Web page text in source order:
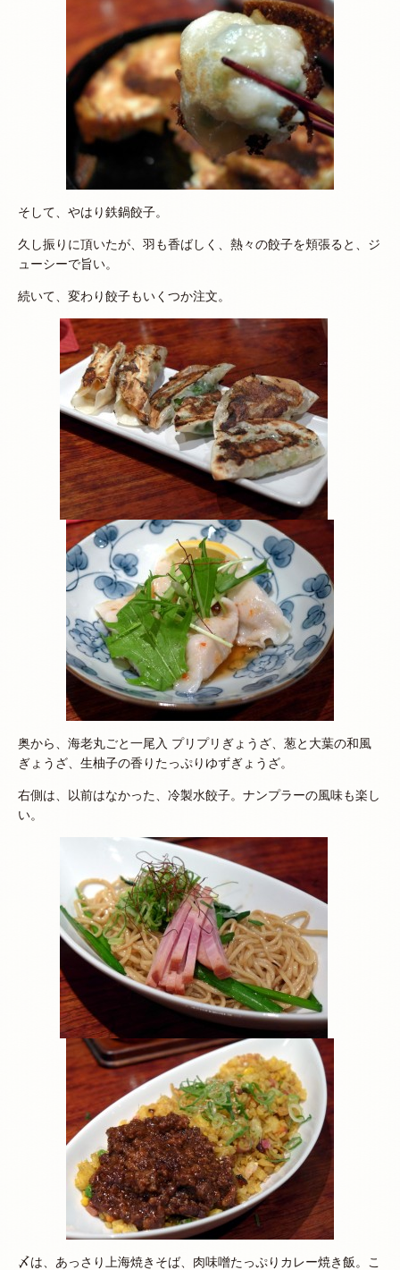
そして、やはり鉄鍋餃子。
久し振りに頂いたが、羽も香ばしく、熱々の餃子を頬張ると、ジ
ューシーで旨い。
続いて、変わり餃子もいくつか注文。
奥から、海老丸ごと一尾入 プリプリぎょうざ、葱と大葉の和風
ぎょうざ、生柚子の香りたっぷりゆずぎょうざ。
右側は、以前はなかった、冷製水餃子。ナンプラーの風味も楽し
い。
〆は、あっさり上海焼きそば、肉味噌たっぷりカレー焼き飯。こ